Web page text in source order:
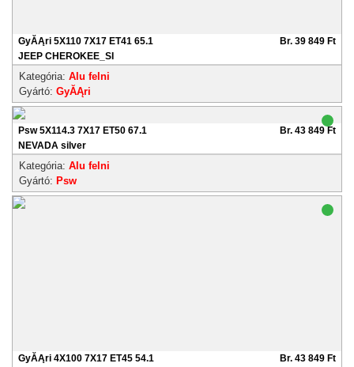
GyĂĄri 5X110 7X17 ET41 65.1
JEEP CHEROKEE_SI
Br. 39 849 Ft
Kategória: Alu felni
Gyártó: GyĂĄri
Psw 5X114.3 7X17 ET50 67.1
NEVADA silver
Br. 43 849 Ft
Kategória: Alu felni
Gyártó: Psw
GyĂĄri 4X100 7X17 ET45 54.1
Br. 43 849 Ft